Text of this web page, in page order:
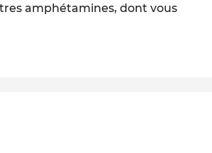
amphétamines, dont vous